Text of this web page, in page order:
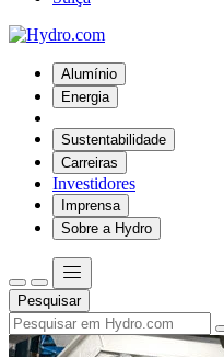
Alumínio
Energia
Sustentabilidade
Carreiras
Investidores
Imprensa
Sobre a Hydro
Pesquisar